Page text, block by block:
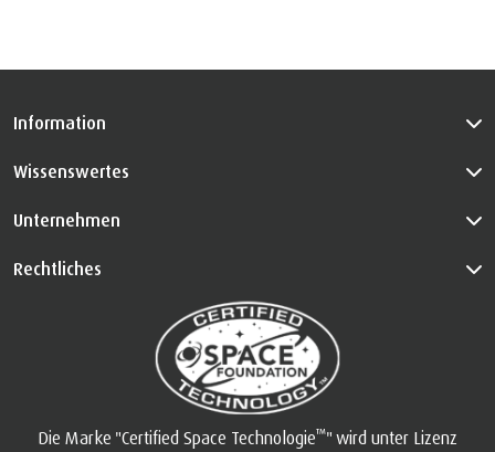
Information
Wissenswertes
Unternehmen
Rechtliches
Die Marke "Certified Space Technologie™" wird unter Lizenz